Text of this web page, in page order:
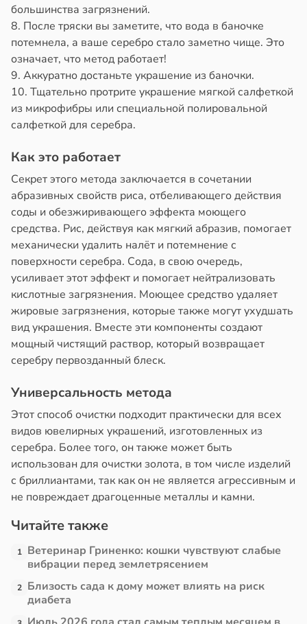
большинства загрязнений.
8. После тряски вы заметите, что вода в баночке
потемнела, а ваше серебро стало заметно чище. Это
означает, что метод работает!
9. Аккуратно достаньте украшение из баночки.
10. Тщательно протрите украшение мягкой салфеткой
из микрофибры или специальной полировальной
салфеткой для серебра.
Как это работает
Секрет этого метода заключается в сочетании
абразивных свойств риса, отбеливающего действия
соды и обезжиривающего эффекта моющего
средства. Рис, действуя как мягкий абразив, помогает
механически удалить налёт и потемнение с
поверхности серебра. Сода, в свою очередь,
усиливает этот эффект и помогает нейтрализовать
кислотные загрязнения. Моющее средство удаляет
жировые загрязнения, которые также могут ухудшать
вид украшения. Вместе эти компоненты создают
мощный чистящий раствор, который возвращает
серебру первозданный блеск.
Универсальность метода
Этот способ очистки подходит практически для всех
видов ювелирных украшений, изготовленных из
серебра. Более того, он также может быть
использован для очистки золота, в том числе изделий
с бриллиантами, так как он не является агрессивным и
не повреждает драгоценные металлы и камни.
Читайте также
1 Ветеринар Гриненко: кошки чувствуют слабые
вибрации перед землетрясением
2 Близость сада к дому может влиять на риск
диабета